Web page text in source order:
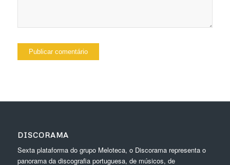
DISCORAMA
Sexta plataforma do grupo Meloteca, o Discorama representa o
panorama da discografia portuguesa, de músicos, de